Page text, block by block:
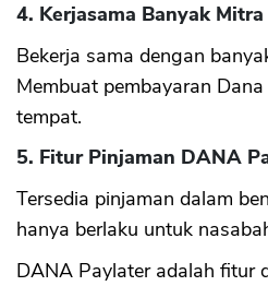
4. Kerjasama Banyak
Bekerja sama dengan
Membuat pembayaran
tempat.
5. Fitur Pinjaman DANA
Tersedia pinjaman dalam
hanya berlaku untuk
DANA Paylater adalah fitur